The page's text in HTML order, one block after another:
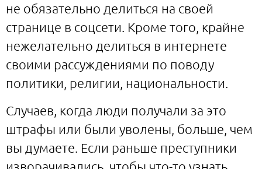
не обязательно делиться на своей
странице в соцсети. Кроме того, крайне
нежелательно делиться в интернете
своими рассуждениями по поводу
политики, религии, национальности.
Случаев, когда люди получали за это
штрафы или были уволены, больше, чем
вы думаете. Если раньше преступники